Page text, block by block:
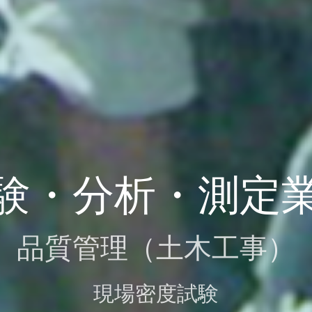
・分析・測定
品質管理（土木工事）
現場密度試験